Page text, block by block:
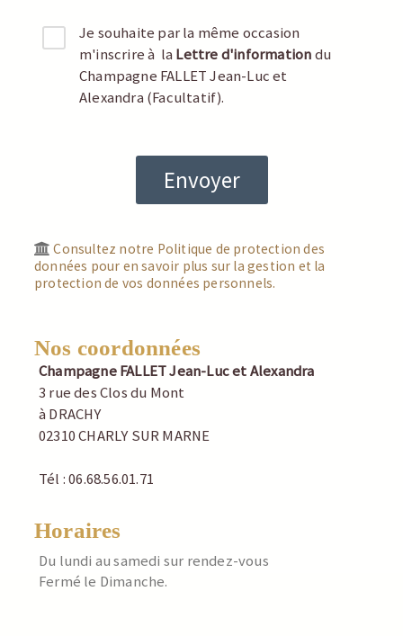
Je souhaite par la même occasion
m'inscrire à la Lettre d'informationdu
Champagne FALLET Jean-Luc et
Alexandra (Facultatif).
Consultez notre Politique de protection des
données pour en savoir plus sur la gestion et la
protection de vos données personnels.
Nos coordonnées
Champagne FALLET Jean-Luc et Alexandra
3 rue des Clos du Mont
à DRACHY
02310 CHARLY SUR MARNE
Tél : 06.68.56.01.71
Horaires
Du lundi au samedi sur rendez-vous
Fermé le Dimanche.